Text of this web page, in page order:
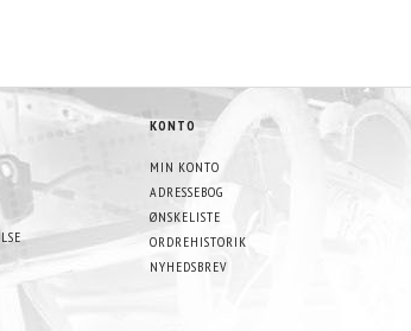
KONTO
MIN KONTO
ADRESSEBOG
ØNSKELISTE
ORDREHISTORIK
NYHEDSBREV